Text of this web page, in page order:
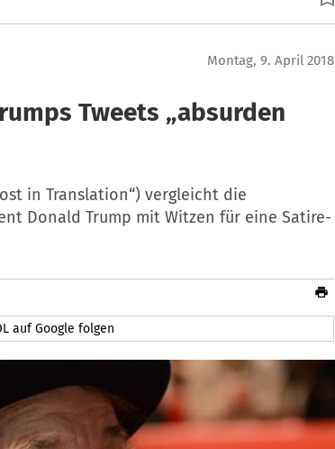
Montag, 9. April 2018
Tweets „absurden
in Translation“) vergleicht die
Donald Trump mit Witzen für eine Satire-
auf Google folgen